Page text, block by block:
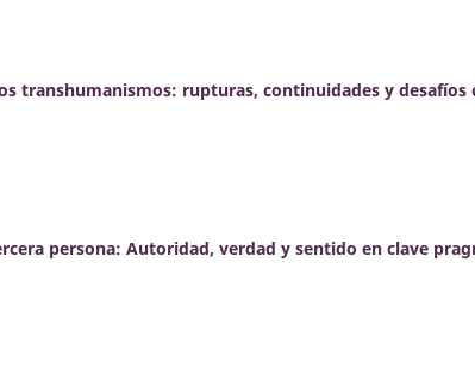
transhumanismos: rupturas, continuidades y desafíos
persona: Autoridad, verdad y sentido en clave